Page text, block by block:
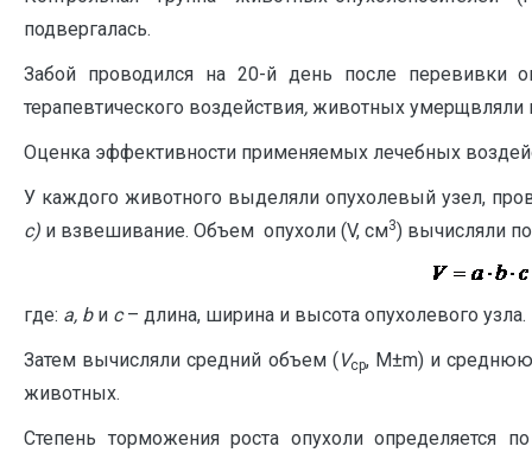
подвергалась.
Забой проводился на 20-й день после перевивки
терапевтического воздействия, животных умерщвляли
Оценка эффективности применяемых лечебных
У каждого животного выделяли опухолевый узел,
c) и взвешивание. Объем опухоли (V, см3) вычисляли
где: a, bи c– длина, ширина и высота опухолевого узла.
Затем вычисляли средний объем (Vср, M±m) и
животных.
Степень торможения роста опухоли определяется